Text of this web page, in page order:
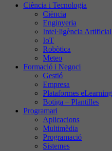
Ciència i Tecnologia
Ciència
Enginyeria
Intel·ligència Artificial
IoT
Robòtica
Meteo
Formació i Negoci
Gestió
Empresa
Plataformes eLearning
Botiga – Plantilles
Programari
Aplicacions
Multimèdia
Programació
Sistemes